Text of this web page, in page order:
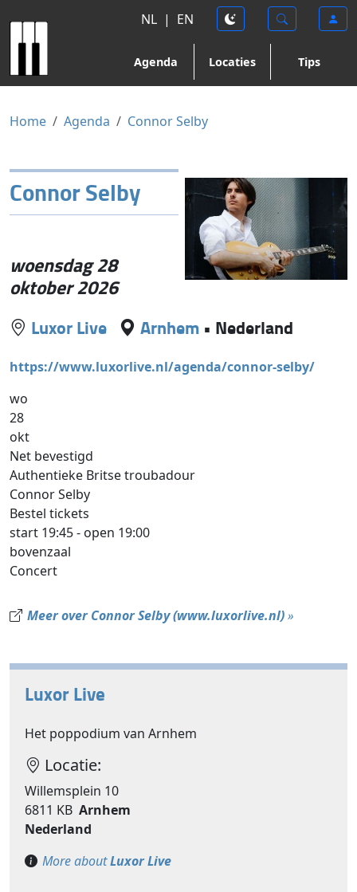
NL | EN
Agenda Locaties Tips
Home Agenda Connor Selby
Connor Selby
woensdag 28
oktober 2026
Luxor Live Arnhem • Nederland
https://www.luxorlive.nl/agenda/connor-selby/
wo
28
okt
Net bevestigd
Authentieke Britse troubadour
Connor Selby
Bestel tickets
start 19:45 - open 19:00
bovenzaal
Concert
Meer over Connor Selby (www.luxorlive.nl)»
Luxor Live
Het poppodium van Arnhem
Locatie:
Willemsplein 10
6811 KB Arnhem
Nederland
More aboutLuxor Live